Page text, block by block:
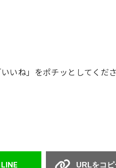
いね」をポチッとしてくだ
LINE URLをコピ